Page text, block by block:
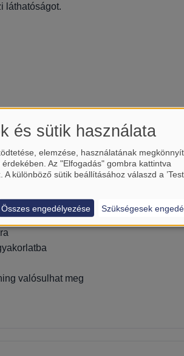
láthatóságot.
erősíti az innovációt és stabil
valósulhat meg
és sütik használata
elemzése, használatának
Az "Elfogadás" gombra kattintva
különböző sütik beállításához válaszd a
Szükségesek
Összes engedélyezése